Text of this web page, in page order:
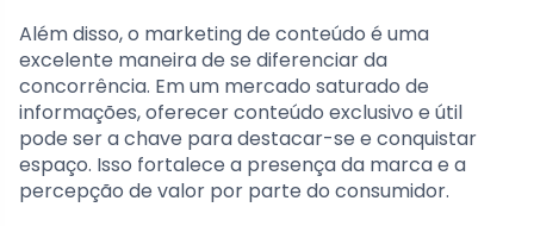
Além disso, o marketing de conteúdo é uma
excelente maneira de se diferenciar da
concorrência. Em um mercado saturado de
informações, oferecer conteúdo exclusivo e útil
pode ser a chave para destacar-se e conquistar
espaço. Isso fortalece a presença da marca e a
percepção de valor por parte do consumidor.